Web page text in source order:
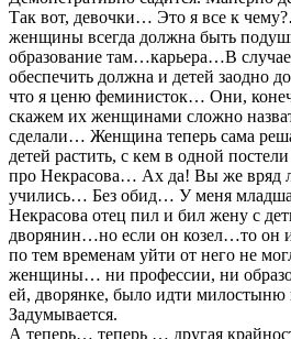
Так вот, девочки… Это я все к
женщины всегда должна быть
образование там…карьера…В случае
обеспечить должна и детей заодно
что я ценю феминисток… Они,
скажем их женщинами сложно
сделали… Женщина теперь сама
детей растить, с кем в одной
про Некрасова… Ах да! Вы же вряд
учились… Без обид… У меня
Некрасова отец пил и бил жену с
дворянин…но если он козел…то он
по тем временам уйти от него не
женщины… ни профессии, ни
ей, дворянке, было идти
Задумывается.
А теперь… теперь … другая